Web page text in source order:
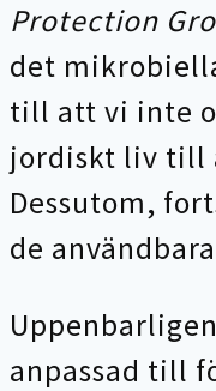
Protection
det
till att vi inte
jordiskt liv till
Dessutom,
de
anpassad till